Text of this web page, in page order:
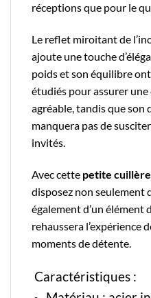
réceptions que pour le
Le reflet miroitant de
ajoute une touche
poids et son équilibre
étudiés pour assurer
agréable, tandis que son
manquera pas de
invités.
Avec cette petite
disposez non seulement
également d’un élément
rehaussera l’expérience
moments de détente.
Caractéristiques :